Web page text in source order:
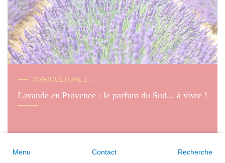
Recherche
Contact
Menu
AGRICULTURE | ...
Lavande en Provence : le parfum du Sud... à vivre !